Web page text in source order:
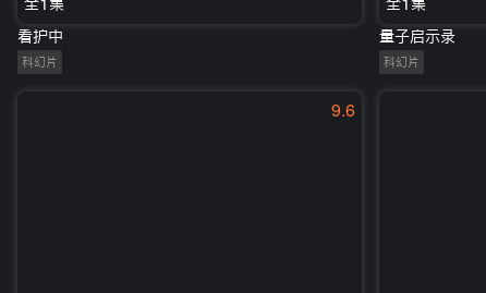
全1集
看护中
科幻片
全1集
量子启示录
科幻片
9.6